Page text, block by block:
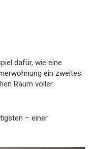
dafür, wie eine
ein zweites
Raum voller
– einer